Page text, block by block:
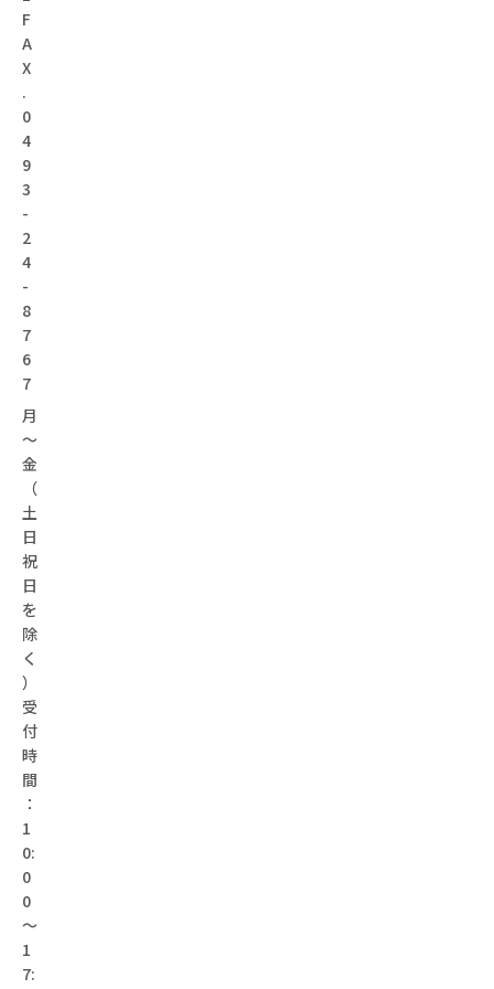
F
A
X
.
0
4
9
3
-
2
4
-
8
7
6
7
月
～
金
（
土
日
祝
日
を
除
く
）
受
付
時
間
：
1
0:
0
0
～
1
7: